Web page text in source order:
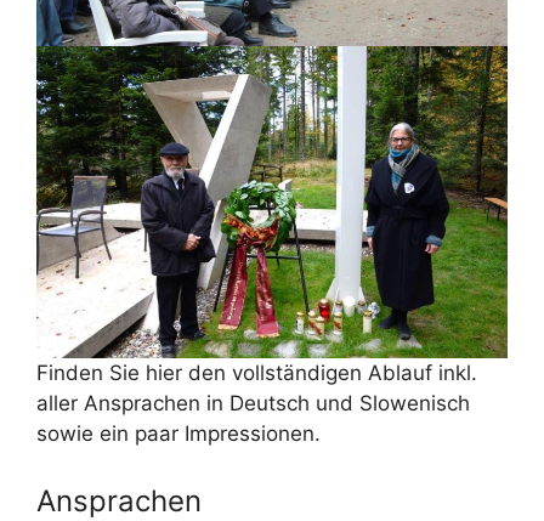
Finden Sie hier den vollständigen Ablauf inkl.
aller Ansprachen in Deutsch und Slowenisch
sowie ein paar Impressionen.
Ansprachen